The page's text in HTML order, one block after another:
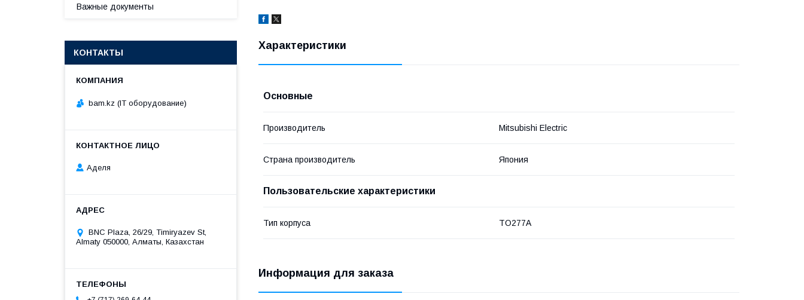
Характеристики
Основные
Производитель Mitsubishi Electric
Страна производитель Япония
Пользовательские характеристики
Тип корпуса TO277A
Информация для заказа
Важные документы
КОНТАКТЫ
bam.kz (IT оборудование)
Аделя
BNC Plaza, 26/29, Timiryazev St,
Almaty 050000, Алматы, Казахстан